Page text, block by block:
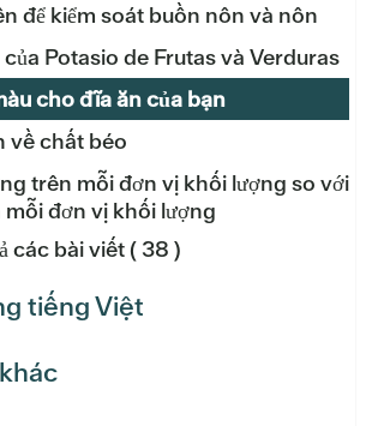
để kiểm soát buồn nôn và nôn
Potasio de Frutas và Verduras
cho đĩa ăn của bạn
về chất béo
trên mỗi đơn vị khối lượng so với
đơn vị khối lượng
các bài viết( 38 )
tiếng Việt